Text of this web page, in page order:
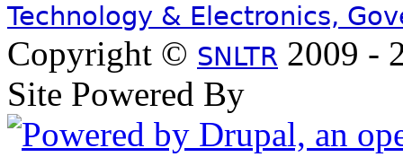
Technology & Electronics,
Copyright © SNLTR 2009 -
Site Powered By